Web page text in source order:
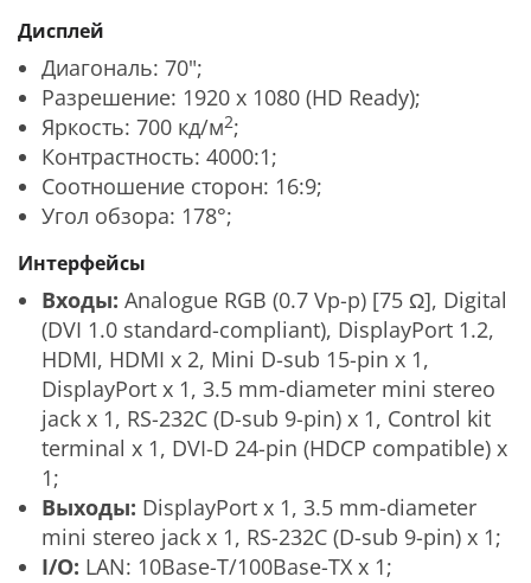
Дисплей
Диагональ: 70";
Разрешение: 1920 x 1080 (HD Ready);
Яркость: 700 кд/м2;
Контрастность: 4000:1;
Соотношение сторон: 16:9;
Угол обзора: 178°;
Интерфейсы
Входы: Analogue RGB (0.7 Vp-p) [75 Ω], Digital
(DVI 1.0 standard-compliant), DisplayPort 1.2,
HDMI, HDMI x 2, Mini D-sub 15-pin x 1,
DisplayPort x 1, 3.5 mm-diameter mini stereo
jack x 1, RS-232C (D-sub 9-pin) x 1, Control kit
terminal x 1, DVI-D 24-pin (HDCP compatible) x
1;
Выходы: DisplayPort x 1, 3.5 mm-diameter
mini stereo jack x 1, RS-232C (D-sub 9-pin) x 1;
I/O: LAN: 10Base-T/100Base-TX x 1;